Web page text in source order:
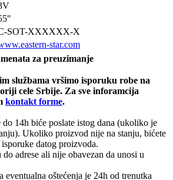
SOT-XXXXXX-X
star.com
za preuzimanje
službama vršimo isporuku robe na
cele Srbije. Za sve inforamcija
kontakt forme.
14h biće poslate istog dana (ukoliko je
Ukoliko proizvod nije na stanju, bićete
datog proizvoda.
adrese ali nije obavezan da unosi u
eventualna oštećenja je 24h od trenutka